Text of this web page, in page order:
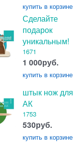
купить в корзине
Сделайте
подарок
уникальным!
1671
1 000руб.
купить в корзине
штык нож для
АК
1753
530руб.
купить в корзине